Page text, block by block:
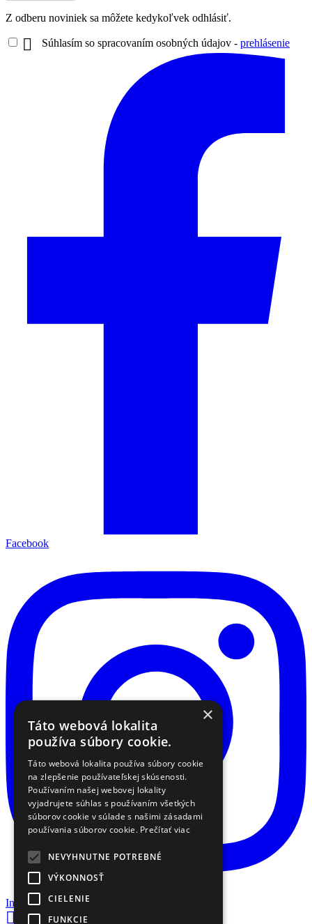
Z odberu noviniek sa môžete kedykoľvek odhlásiť.
 Súhlasím so spracovaním osobných údajov - prehlásenie
Facebook
Instagram
 Nákupný košík
×
Táto webová lokalita
používa súbory cookie.
Táto webová lokalita používa súbory cookie
na zlepšenie používateľskej skúsenosti.
Používaním našej webovej lokality
vyjadrujete súhlas s používaním všetkých
súborov cookie v súlade s našimi zásadami
používania súborov cookie. Prečítať viac
NEVYHNUTNE POTREBNÉ
VÝKONNOSŤ
CIELENIE
FUNKCIE